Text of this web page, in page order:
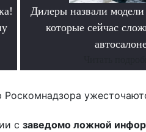
Дилеры назвали
которые сейчас
с заведомо ложной